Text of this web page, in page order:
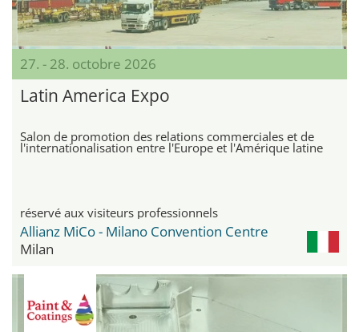
27. - 28. octobre 2026
Latin America Expo
Salon de promotion des relations commerciales et de
l'internationalisation entre l'Europe et l'Amérique latine
réservé aux visiteurs professionnels
Allianz MiCo - Milano Convention Centre
Milan